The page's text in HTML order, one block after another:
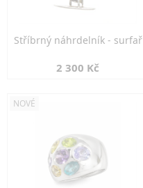
Stříbrný náhrdelník - surfař
2 300 Kč
NOVÉ